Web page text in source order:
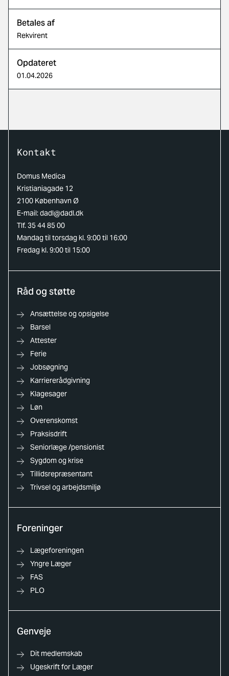
Betales af
Rekvirent
Opdateret
01.04.2026
Kontakt
Domus Medica
Kristianiagade 12
2100 København Ø
E-mail:dadl@dadl.dk
Tlf. 35 44 85 00
Mandag til torsdag kl. 9:00 til 16:00
Fredag kl. 9:00 til 15:00
Råd og støtte
Ansættelse og opsigelse
Barsel
Attester
Ferie
Jobsøgning
Karriererådgivning
Klagesager
Løn
Overenskomst
Praksisdrift
Seniorlæge /pensionist
Sygdom og krise
Tillidsrepræsentant
Trivsel og arbejdsmiljø
Foreninger
Lægeforeningen
Yngre Læger
FAS
PLO
Genveje
Dit medlemskab
Ugeskrift for Læger